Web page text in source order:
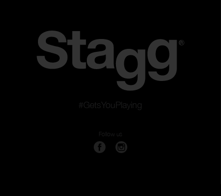
#GetsYouPlaying
Follow us